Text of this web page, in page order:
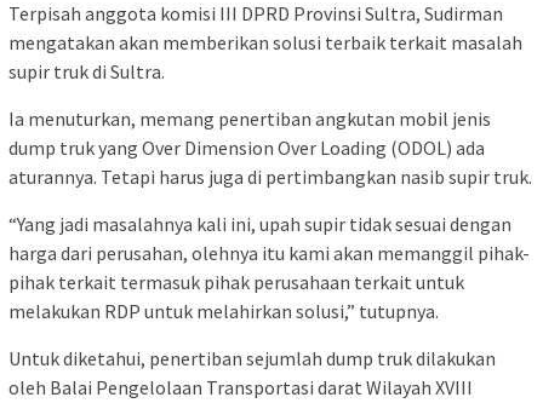
Terpisah anggota komisi III DPRD Provinsi Sultra, Sudirman
mengatakan akan memberikan solusi terbaik terkait masalah
supir truk di Sultra.
Ia menuturkan, memang penertiban angkutan mobil jenis
dump truk yang Over Dimension Over Loading (ODOL) ada
aturannya. Tetapi harus juga di pertimbangkan nasib supir truk.
“Yang jadi masalahnya kali ini, upah supir tidak sesuai dengan
harga dari perusahan, olehnya itu kami akan memanggil pihak-
pihak terkait termasuk pihak perusahaan terkait untuk
melakukan RDP untuk melahirkan solusi,” tutupnya.
Untuk diketahui, penertiban sejumlah dump truk dilakukan
oleh Balai Pengelolaan Transportasi darat Wilayah XVIII